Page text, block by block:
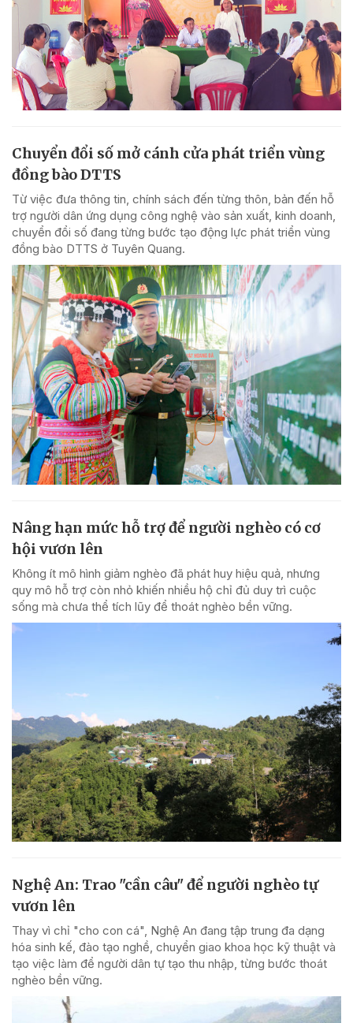
Chuyển đổi số mở cánh cửa phát triển vùng
đồng bào DTTS
Từ việc đưa thông tin, chính sách đến từng thôn, bản đến hỗ
trợ người dân ứng dụng công nghệ vào sản xuất, kinh doanh,
chuyển đổi số đang từng bước tạo động lực phát triển vùng
đồng bào DTTS ở Tuyên Quang.
Nâng hạn mức hỗ trợ để người nghèo có cơ
hội vươn lên
Không ít mô hình giảm nghèo đã phát huy hiệu quả, nhưng
quy mô hỗ trợ còn nhỏ khiến nhiều hộ chỉ đủ duy trì cuộc
sống mà chưa thể tích lũy để thoát nghèo bền vững.
Nghệ An: Trao "cần câu" để người nghèo tự
vươn lên
Thay vì chỉ "cho con cá", Nghệ An đang tập trung đa dạng
hóa sinh kế, đào tạo nghề, chuyển giao khoa học kỹ thuật và
tạo việc làm để người dân tự tạo thu nhập, từng bước thoát
nghèo bền vững.